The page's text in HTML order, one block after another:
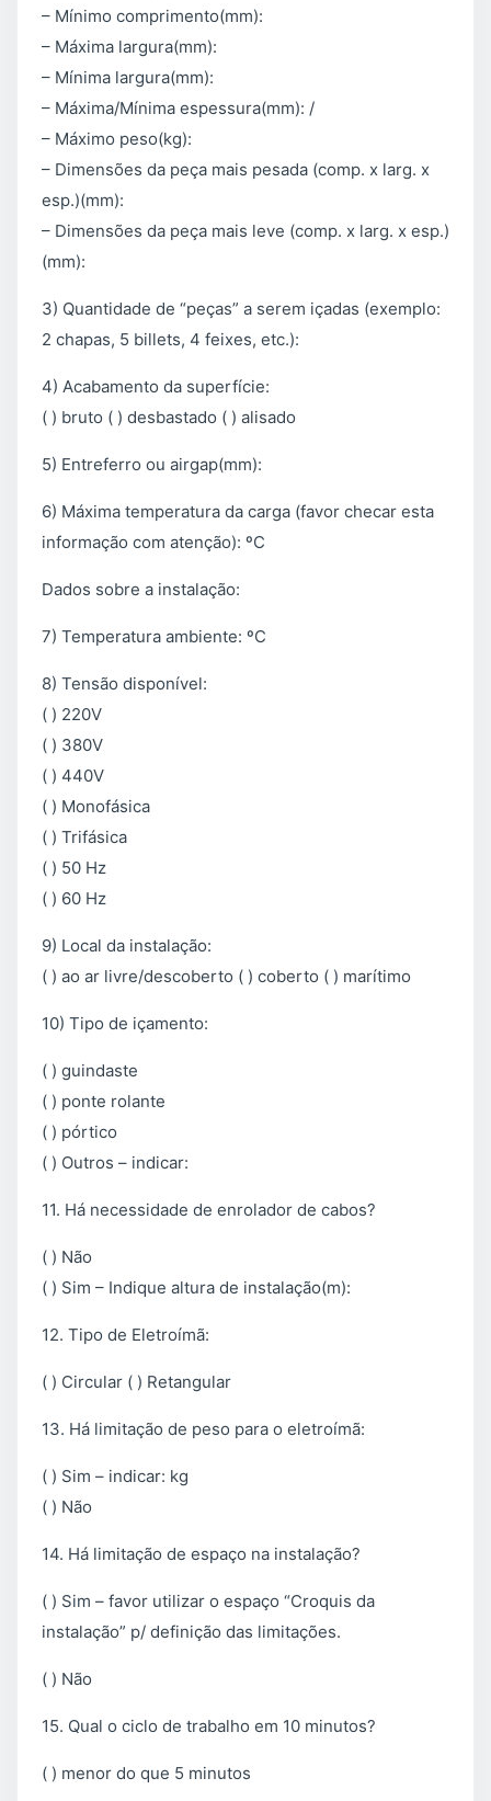
– Mínimo comprimento(mm):
– Máxima largura(mm):
– Mínima largura(mm):
– Máxima/Mínima espessura(mm): /
– Máximo peso(kg):
– Dimensões da peça mais pesada (comp. x larg. x
esp.)(mm):
– Dimensões da peça mais leve (comp. x larg. x esp.)
(mm):
3) Quantidade de “peças” a serem içadas (exemplo:
2 chapas, 5 billets, 4 feixes, etc.):
4) Acabamento da superfície:
( ) bruto ( ) desbastado ( ) alisado
5) Entreferro ou airgap(mm):
6) Máxima temperatura da carga (favor checar esta
informação com atenção): ºC
Dados sobre a instalação:
7) Temperatura ambiente: ºC
8) Tensão disponível:
( ) 220V
( ) 380V
( ) 440V
( ) Monofásica
( ) Trifásica
( ) 50 Hz
( ) 60 Hz
9) Local da instalação:
( ) ao ar livre/descoberto ( ) coberto ( ) marítimo
10) Tipo de içamento:
( ) guindaste
( ) ponte rolante
( ) pórtico
( ) Outros – indicar:
11. Há necessidade de enrolador de cabos?
( ) Não
( ) Sim – Indique altura de instalação(m):
12. Tipo de Eletroímã:
( ) Circular ( ) Retangular
13. Há limitação de peso para o eletroímã:
( ) Sim – indicar: kg
( ) Não
14. Há limitação de espaço na instalação?
( ) Sim – favor utilizar o espaço “Croquis da
instalação” p/ definição das limitações.
( ) Não
15. Qual o ciclo de trabalho em 10 minutos?
( ) menor do que 5 minutos